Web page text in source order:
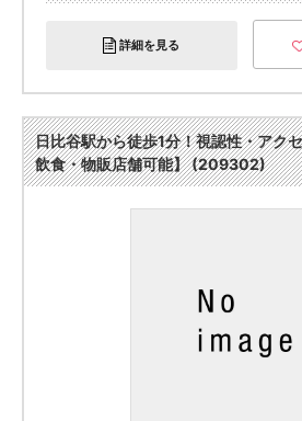
詳細を見る
日比谷駅から徒歩1分！視認性・アク
飲食・物販店舗可能】 (209302)